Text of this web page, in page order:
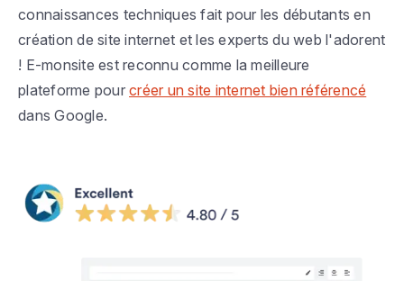
connaissances techniques fait pour les débutants en
création de site internet et les experts du web l'adorent
! E-monsite est reconnu comme la meilleure
plateforme pour créer un site internet bien référencé
dans Google.